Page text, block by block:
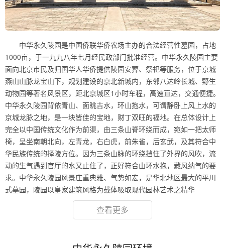
中华永久陵园是中国侨联华侨农场主办的合法经营性墓园，占地
1000亩，于一九九八年七月经民政部门批准经营。中华永久陵园主要
面向北京市民及归国华人华侨提供陵园安葬、祭祀等服务，位于京城
燕山山脉龙宝山下，规划建设的京北新城内，东邻八达岭长城、野生
动物园等著名风景区，距北京城区1小时车程，高速直达，交通便捷。
中华永久陵园背依青山、面眺吉水，环山抱水，可谓静卧上风上水的
京城龙脉之地，是一块皆佳的宝地，财丁双旺的福地。在总体设计上
完全以中国传统文化作为前渠，由三条山脊环绕而成，宛如一把太师
椅，呈坐南朝北向，左青龙，右白虎，前朱雀，后玄武，及其符合中
华民族传统的择陵方位。因为三条山脉的环绕挡住了外界的风吹，流
动的生气遇到官厅的水又止住了，正好符合山环水抱，藏风纳气的要
求。中华永久陵园风景庄重典雅、气势如宏，是华北地区最大的平川
式墓园，陵园以皇家建筑风格为载体吸取现代园林艺术之精华
查看更多